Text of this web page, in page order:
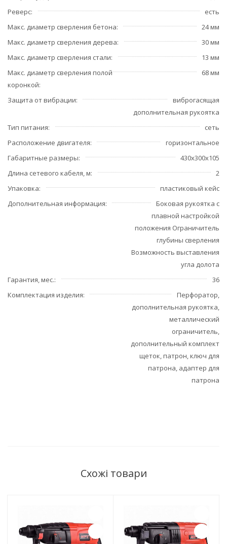
Реверс
есть
Макс. диаметр сверления бетона
24 мм
Макс. диаметр сверления дерева
30 мм
Макс. диаметр сверления стали
13 мм
Макс. диаметр сверления полой
коронкой
68 мм
Защита от вибрации
виброгасящая
дополнительная рукоятка
Тип питания
сеть
Расположение двигателя
горизонтальное
Габаритные размеры
430х300х105
Длина сетевого кабеля, м
2
Упаковка
пластиковый кейс
Дополнительная информация
Боковая рукоятка с
плавной настройкой
положения Ограничитель
глубины сверления
Возможность выставления
угла долота
Гарантия, мес.
36
Комплектация изделия
Перфоратор,
дополнительная рукоятка,
металлический
ограничитель,
дополнительный комплект
щеток, патрон, ключ для
патрона, адаптер для
патрона
Схожі товари